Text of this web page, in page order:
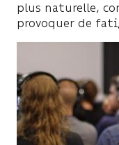
plus naturelle,
provoquer de